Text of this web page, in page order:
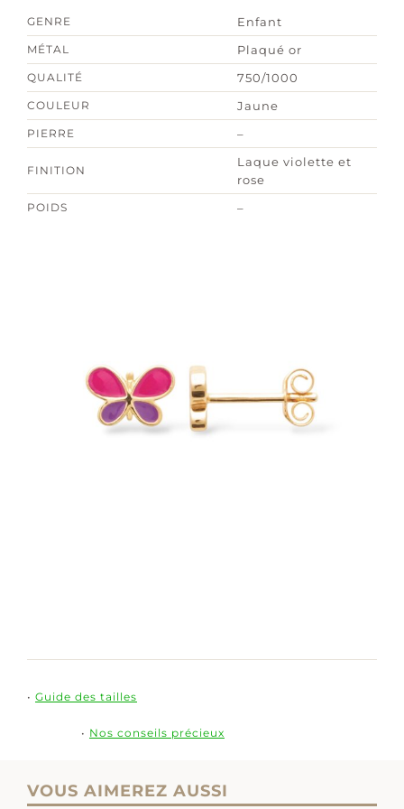
GENRE Enfant
MÉTAL Plaqué or
QUALITÉ 750/1000
COULEUR Jaune
PIERRE –
FINITION
Laque violette et
rose
POIDS –
• Guide des tailles
• Nos conseils précieux
VOUS AIMEREZ AUSSI